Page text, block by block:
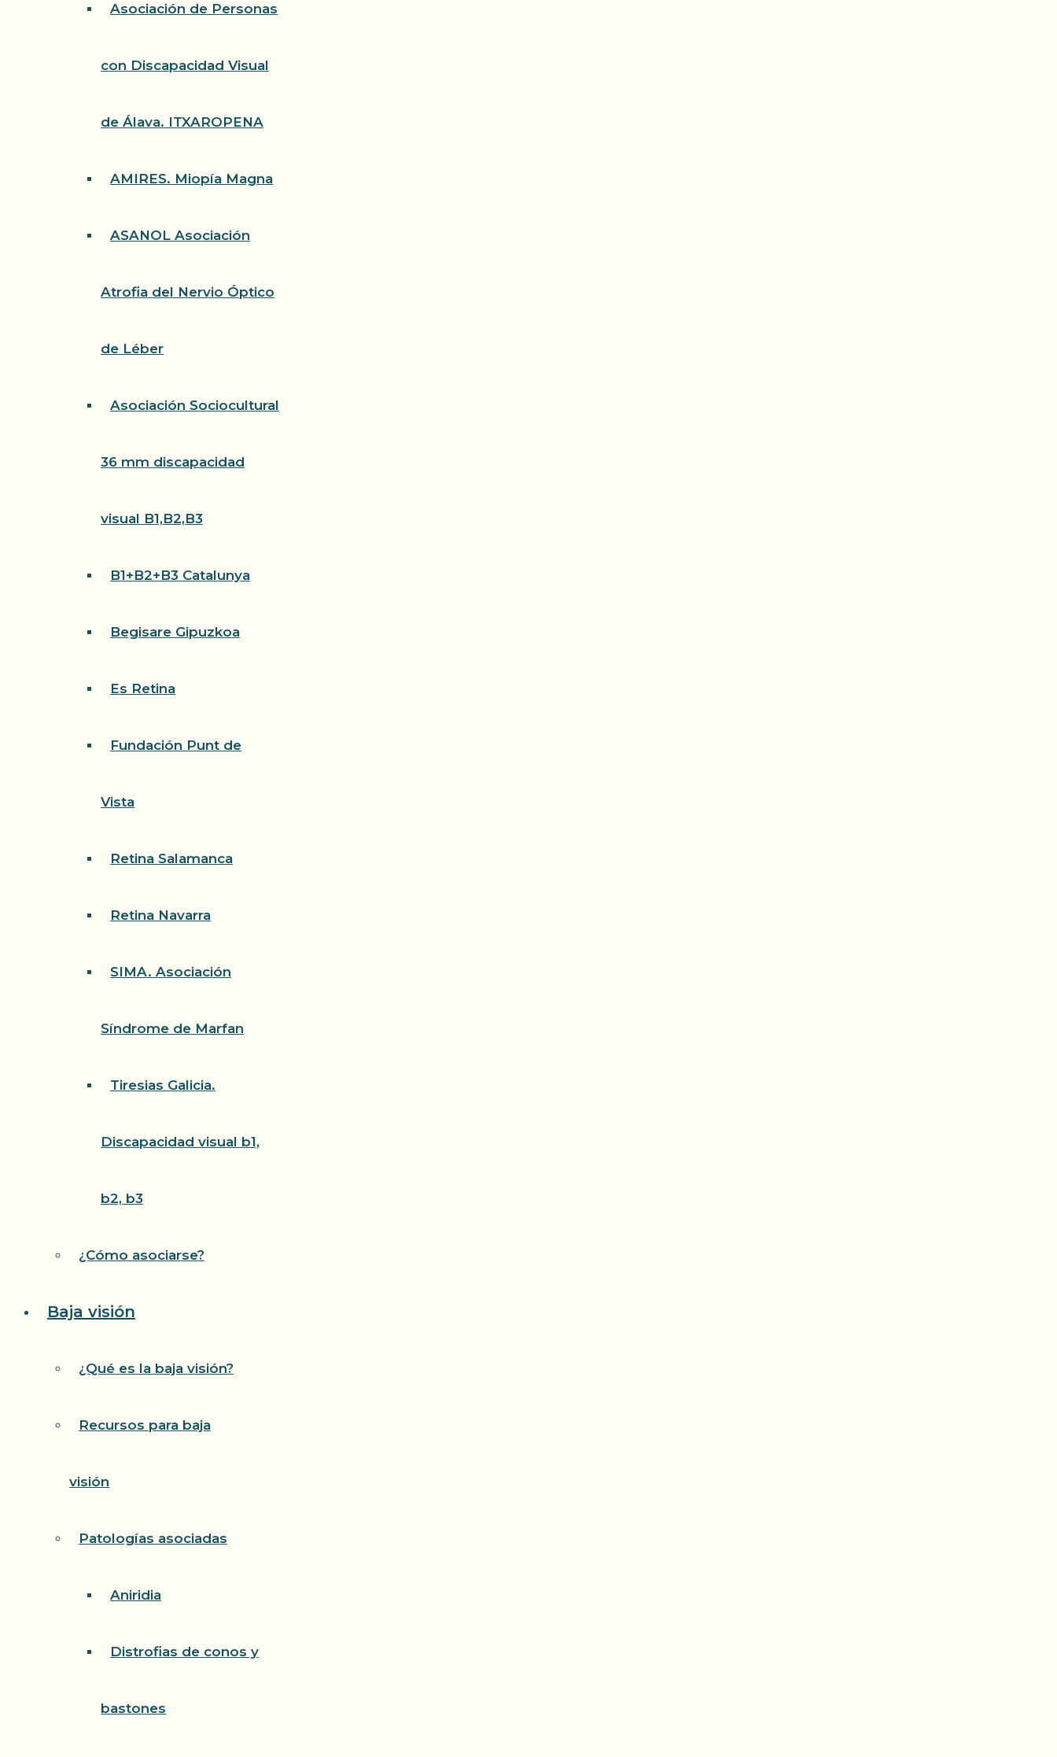
Asociación de Personas
con Discapacidad Visual
de Álava. ITXAROPENA
AMIRES. Miopía Magna
ASANOL Asociación
Atrofia del Nervio Óptico
de Léber
Asociación Sociocultural
36 mm discapacidad
visual B1,B2,B3
B1+B2+B3 Catalunya
Begisare Gipuzkoa
Es Retina
Fundación Punt de
Vista
Retina Salamanca
Retina Navarra
SIMA. Asociación
Síndrome de Marfan
Tiresias Galicia.
Discapacidad visual b1,
b2, b3
¿Cómo asociarse?
Baja visión
¿Qué es la baja visión?
Recursos para baja
visión
Patologías asociadas
Aniridia
Distrofias de conos y
bastones